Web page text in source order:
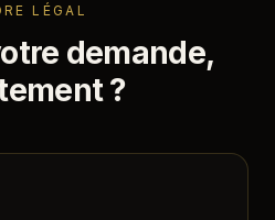
LÉGAL
demande,
?